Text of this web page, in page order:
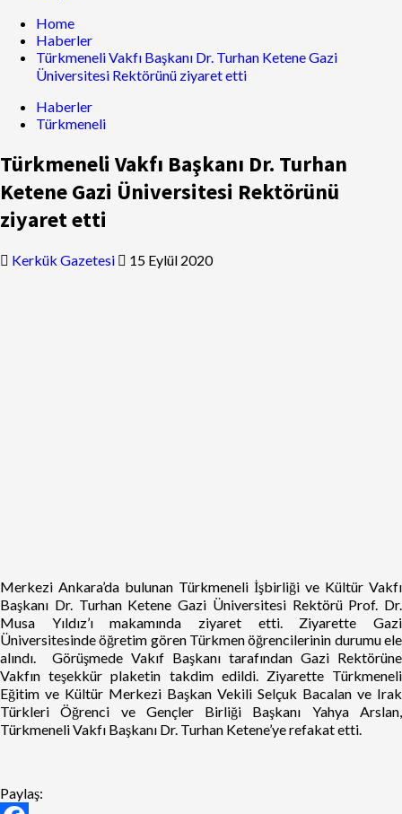
Home
Haberler
Türkmeneli Vakfı Başkanı Dr. Turhan Ketene Gazi
Üniversitesi Rektörünü ziyaret etti
Haberler
Türkmeneli
Türkmeneli Vakfı Başkanı Dr. Turhan
Ketene Gazi Üniversitesi Rektörünü
ziyaret etti
Kerkük Gazetesi 15 Eylül 2020
Merkezi Ankara’da bulunan Türkmeneli İşbirliği ve Kültür Vakfı
Başkanı Dr. Turhan Ketene Gazi Üniversitesi Rektörü Prof. Dr.
Musa Yıldız’ı makamında ziyaret etti. Ziyarette Gazi
Üniversitesinde öğretim gören Türkmen öğrencilerinin durumu ele
alındı. Görüşmede Vakıf Başkanı tarafından Gazi Rektörüne
Vakfın teşekkür plaketin takdim edildi. Ziyarette Türkmeneli
Eğitim ve Kültür Merkezi Başkan Vekili Selçuk Bacalan ve Irak
Türkleri Öğrenci ve Gençler Birliği Başkanı Yahya Arslan,
Türkmeneli Vakfı Başkanı Dr. Turhan Ketene’ye refakat etti.
Paylaş: